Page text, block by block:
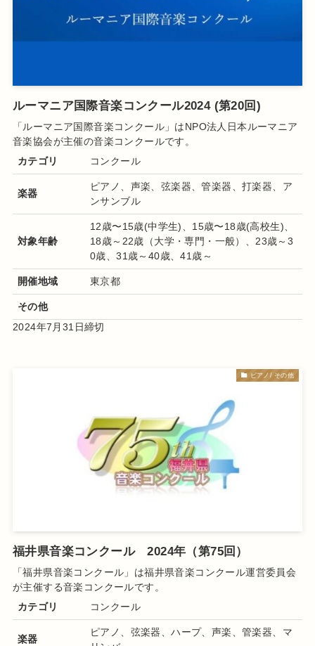
ルーマニア国際音楽コンクール2024 (第20回)
「ルーマニア国際音楽コンクール」はNPO法人日本ルーマニア
音楽協会が主催の音楽コンクールです 。
カテゴリ
コンクール
楽器
ピアノ、声楽、弦楽器、管楽器、打楽器、ア
ンサンブル
対象年齢
12歳〜15歳(中学生)、15歳〜18歳(高校生)、
18歳～22歳（大学・専門・一般）、23歳～3
0歳、31歳～40歳、41歳～
開催地域 東京都
その他
2024年7月31日締切
ピアノ/ その他
福井県音楽コンクール 2024年（第75回）
「福井県音楽コンクール 」は福井県音楽コンクール運営委員会
が主催する音楽コンクールです 。
カテゴリ
コンクール
楽器
ピアノ、弦楽器、ハープ、声楽、管楽器、マ